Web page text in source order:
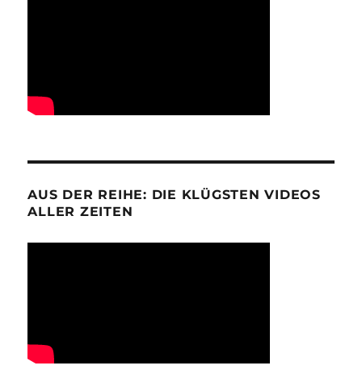
AUS DER REIHE: DIE KLÜGSTEN VIDEOS
ALLER ZEITEN